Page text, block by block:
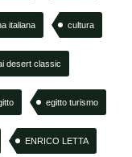
italiana cultura
desert classic
egitto turismo
ENRICO LETTA